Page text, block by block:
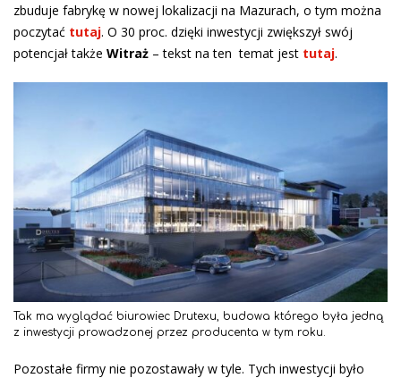
zbuduje fabrykę w nowej lokalizacji na Mazurach, o tym można
poczytać tutaj. O 30 proc. dzięki inwestycji zwiększył swój
potencjał także Witraż – tekst na ten temat jest tutaj.
Tak ma wyglądać biurowiec Drutexu, budowa którego była jedną
z inwestycji prowadzonej przez producenta w tym roku.
Pozostałe firmy nie pozostawały w tyle. Tych inwestycji było